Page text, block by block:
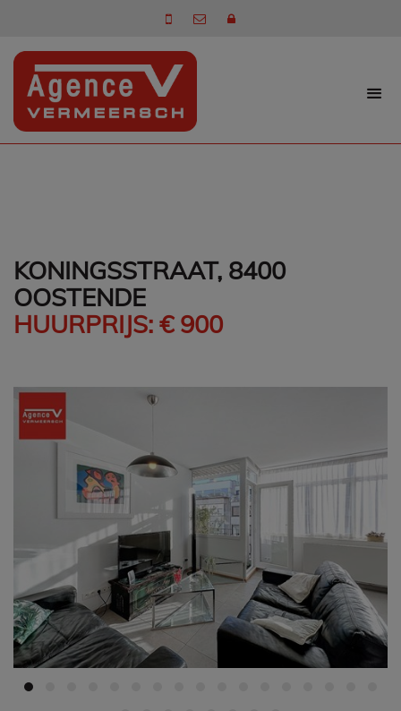
KONINGSSTRAAT, 8400
OOSTENDE
HUURPRIJS: € 900